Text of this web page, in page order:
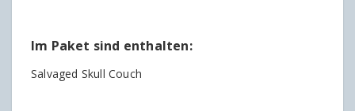
Im Paket sind enthalten:
Salvaged Skull Couch